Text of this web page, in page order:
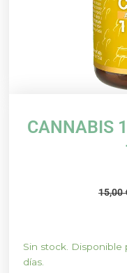
CANNABIS
15,00
Sin stock. Disponible
días.
CANNABIS
1.000